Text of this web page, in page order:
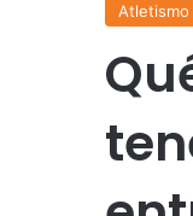
Atletismo